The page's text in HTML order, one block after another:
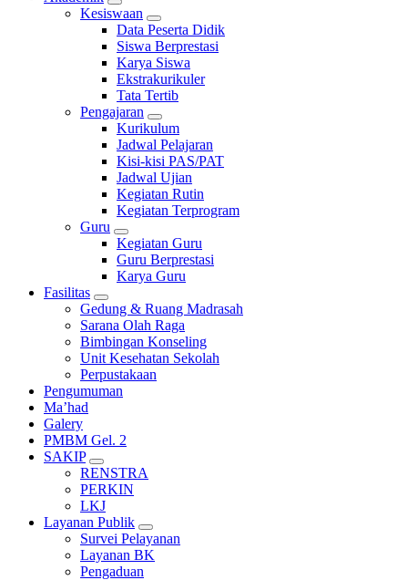
Kesiswaan
Data Peserta Didik
Siswa Berprestasi
Karya Siswa
Ekstrakurikuler
Tata Tertib
Pengajaran
Kurikulum
Jadwal Pelajaran
Kisi-kisi PAS/PAT
Jadwal Ujian
Kegiatan Rutin
Kegiatan Terprogram
Guru
Kegiatan Guru
Guru Berprestasi
Karya Guru
Fasilitas
Gedung & Ruang Madrasah
Sarana Olah Raga
Bimbingan Konseling
Unit Kesehatan Sekolah
Perpustakaan
Pengumuman
Ma’had
Galery
PMBM Gel. 2
SAKIP
RENSTRA
PERKIN
LKJ
Layanan Publik
Survei Pelayanan
Layanan BK
Pengaduan